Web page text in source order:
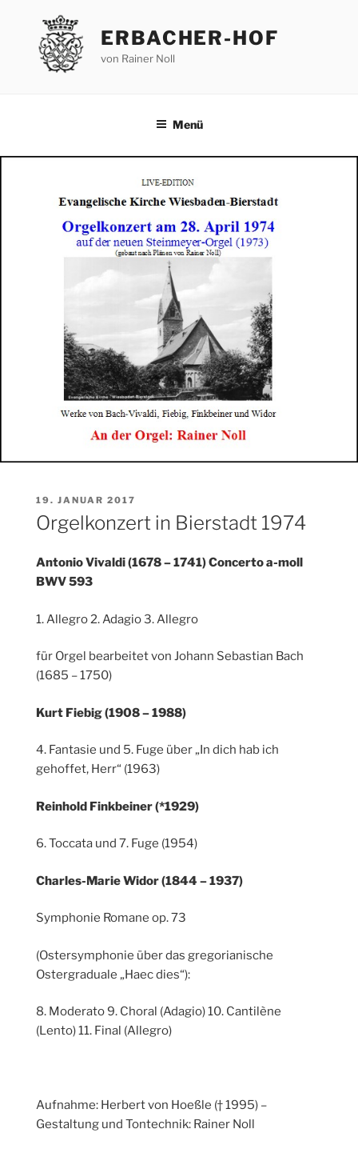
springen
ERBACHER-HOF
von Rainer Noll
Menü
VERÖFFENTLICHT
AM
19. JANUAR 2017
Orgelkonzert in Bierstadt 1974
Antonio Vivaldi (1678 – 1741) Concerto a-moll
BWV 593
1. Allegro 2. Adagio 3. Allegro
für Orgel bearbeitet von Johann Sebastian Bach
(1685 – 1750)
Kurt Fiebig (1908 – 1988)
4. Fantasie und 5. Fuge über „In dich hab ich
gehoffet, Herr“ (1963)
Reinhold Finkbeiner (*1929)
6. Toccata und 7. Fuge (1954)
Charles-Marie Widor (1844 – 1937)
Symphonie Romane op. 73
(Ostersymphonie über das gregorianische
Ostergraduale „Haec dies“):
8. Moderato 9. Choral (Adagio) 10. Cantilène
(Lento) 11. Final (Allegro)
Aufnahme: Herbert von Hoeßle († 1995) –
Gestaltung und Tontechnik: Rainer Noll